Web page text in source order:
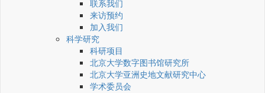
联系我们
来访预约
加入我们
科学研究
科研项目
北京大学数字图书馆研究所
北京大学亚洲史地文献研究中心
学术委员会